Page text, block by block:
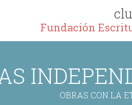
Fundación
OBRAS CON LA